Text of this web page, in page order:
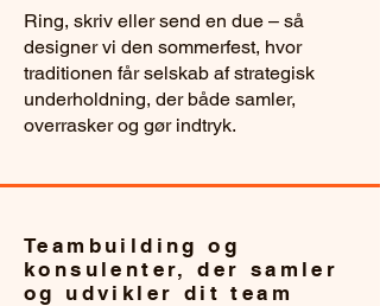
Ring, skriv eller send en due – så
designer vi den sommerfest, hvor
traditionen får selskab af strategisk
underholdning, der både samler,
overrasker og gør indtryk.
Teambuilding og
konsulenter, der samler
og udvikler dit team